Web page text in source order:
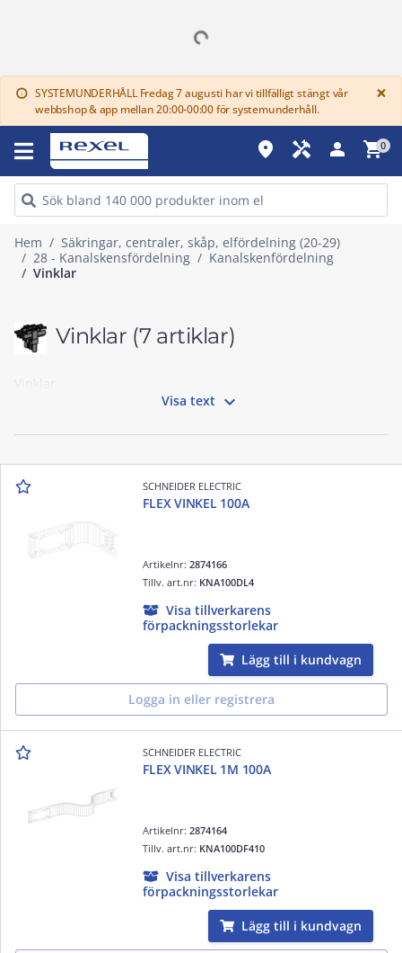
info SYSTEMUNDERHÅLL Fredag 7 augusti har vi tillfälligt stängt vår
webbshop & app mellan 20:00-00:00 för systemunderhåll.
×
place handyman person shopping_cart0
Hem
Säkringar, centraler, skåp, elfördelning (20-29)
28 - Kanalskensfördelning
Kanalskenfördelning
Vinklar
Vinklar (7 artiklar)
Vinklar
Visa text 
SCHNEIDER ELECTRIC
FLEX VINKEL 100A
Artikelnr:2874166
Tillv. art.nr: KNA100DL4
Visa tillverkarens
förpackningsstorlekar
Lägg till i kundvagn
Logga in eller registrera
SCHNEIDER ELECTRIC
FLEX VINKEL 1M 100A
Artikelnr:2874164
Tillv. art.nr: KNA100DF410
Visa tillverkarens
förpackningsstorlekar
Lägg till i kundvagn